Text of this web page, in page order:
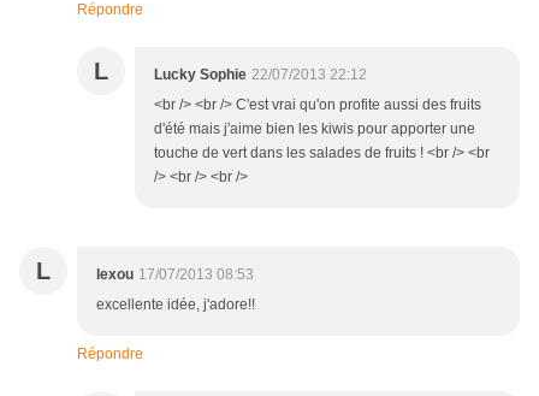
Répondre
L Lucky Sophie 22/07/2013 22:12
<br /> <br /> C'est vrai qu'on profite aussi des fruits
d'été mais j'aime bien les kiwis pour apporter une
touche de vert dans les salades de fruits ! <br /> <br
/> <br /> <br />
L lexou 17/07/2013 08:53
excellente idée, j'adore!!
Répondre